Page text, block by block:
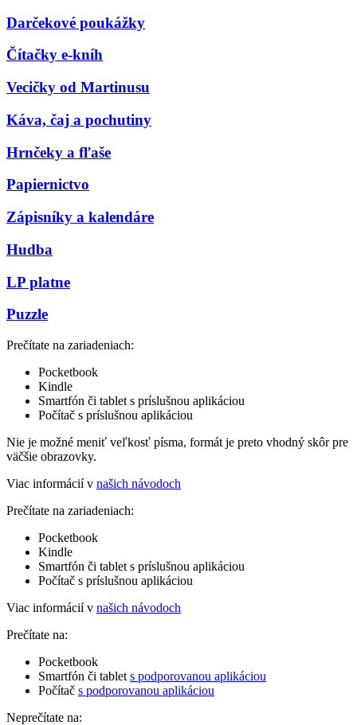
Darčekové poukážky
Čítačky e-kníh
Vecičky od Martinusu
Káva, čaj a pochutiny
Hrnčeky a fľaše
Papiernictvo
Zápisníky a kalendáre
Hudba
LP platne
Puzzle
Prečítate na zariadeniach:
Pocketbook
Kindle
Smartfón či tablet s príslušnou aplikáciou
Počítač s príslušnou aplikáciou
Nie je možné meniť veľkosť písma, formát je preto vhodný skôr pre
väčšie obrazovky.
Viac informácií v našich návodoch
Prečítate na zariadeniach:
Pocketbook
Kindle
Smartfón či tablet s príslušnou aplikáciou
Počítač s príslušnou aplikáciou
Viac informácií v našich návodoch
Prečítate na:
Pocketbook
Smartfón či tablet s podporovanou aplikáciou
Počítač s podporovanou aplikáciou
Neprečítate na: